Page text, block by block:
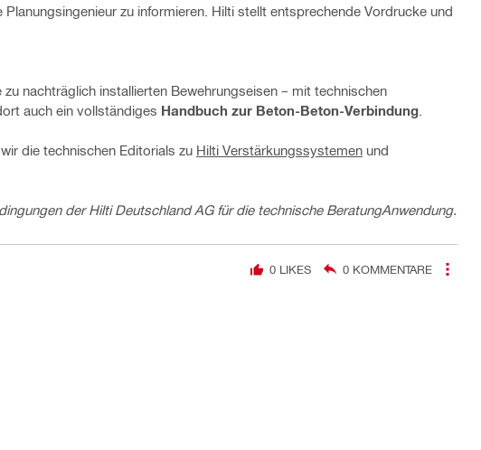
zu informieren. Hilti stellt entsprechende Vordrucke und
nachträglich installierten Bewehrungseisen – mit technischen
auch ein vollständiges Handbuch zur Beton-Beton-Verbindung
die technischen Editorials zu Hilti Verstärkungssystemen und
der Hilti Deutschland AG für die technische BeratungAnwendung.
0LIKES 0 KOMMENTARE